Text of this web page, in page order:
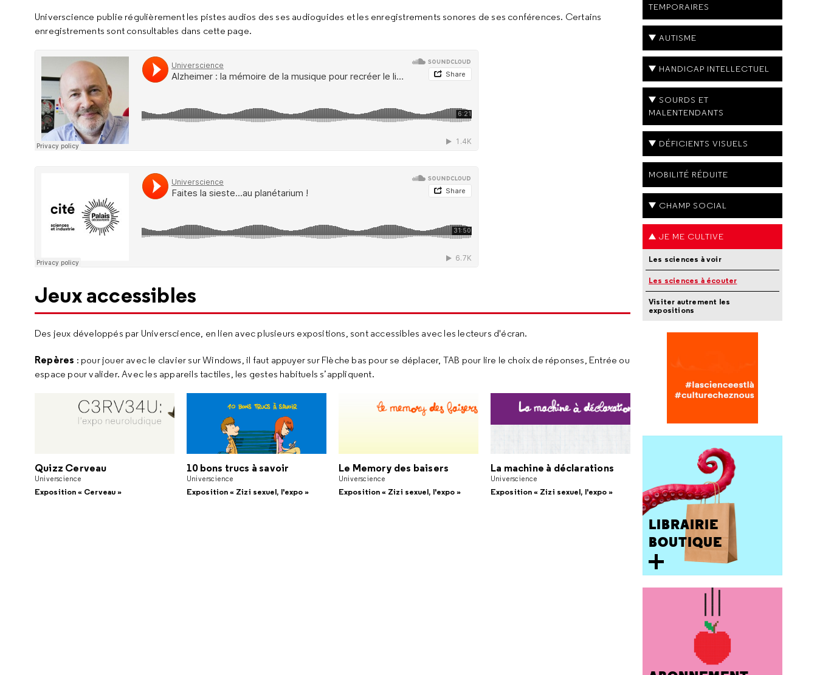
Universcience publie régulièrement les pistes audios des ses audioguides et les enregistrements sonores de ses conférences. Certains
enregistrements sont consultables dans cette page.
Jeux accessibles
Des jeux développés par Universcience, en lien avec plusieurs expositions, sont accessibles avec les lecteurs d'écran.
Repères : pour jouer avec le clavier sur Windows, il faut appuyer sur Flèche bas pour se déplacer, TAB pour lire le choix de réponses, Entrée ou
espace pour valider. Avec les appareils tactiles, les gestes habituels s’appliquent.
Quizz Cerveau
Universcience
Exposition « Cerveau »
10 bons trucs à savoir
Universcience
Exposition « Zizi sexuel, l'expo »
Le Memory des baisers
Universcience
Exposition « Zizi sexuel, l'expo »
La machine à déclarations
Universcience
Exposition « Zizi sexuel, l'expo »
TEMPORAIRES
AUTISME
HANDICAP INTELLECTUEL
SOURDS ET
MALENTENDANTS
DÉFICIENTS VISUELS
MOBILITÉ RÉDUITE
CHAMP SOCIAL
JE ME CULTIVE
Les sciences à voir
Les sciences à écouter
Visiter autrement les
expositions
LIBRAIRIE
BOUTIQUE